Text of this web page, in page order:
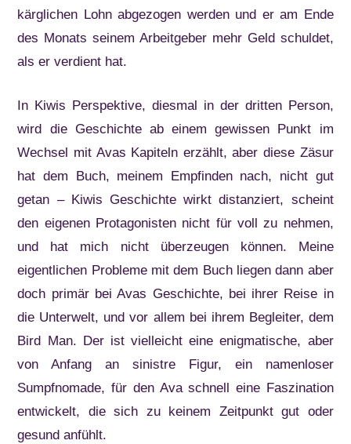
kärglichen Lohn abgezogen werden und er am Ende
des Monats seinem Arbeitgeber mehr Geld schuldet,
als er verdient hat.
In Kiwis Perspektive, diesmal in der dritten Person,
wird die Geschichte ab einem gewissen Punkt im
Wechsel mit Avas Kapiteln erzählt, aber diese Zäsur
hat dem Buch, meinem Empfinden nach, nicht gut
getan – Kiwis Geschichte wirkt distanziert, scheint
den eigenen Protagonisten nicht für voll zu nehmen,
und hat mich nicht überzeugen können. Meine
eigentlichen Probleme mit dem Buch liegen dann aber
doch primär bei Avas Geschichte, bei ihrer Reise in
die Unterwelt, und vor allem bei ihrem Begleiter, dem
Bird Man. Der ist vielleicht eine enigmatische, aber
von Anfang an sinistre Figur, ein namenloser
Sumpfnomade, für den Ava schnell eine Faszination
entwickelt, die sich zu keinem Zeitpunkt gut oder
gesund anfühlt.